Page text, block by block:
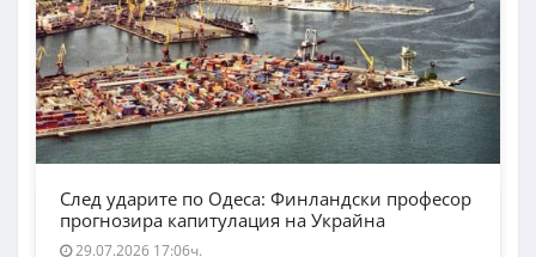
След ударите по Одеса: Финландски професор
прогнозира капитулация на Украйна
29.07.2026 17:06ч.